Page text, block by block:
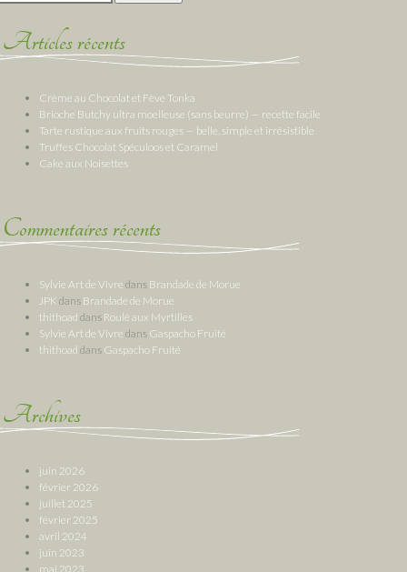
Articles récents
Crème au Chocolat et Fève Tonka
Brioche Butchy ultra moelleuse (sans beurre) — recette facile
Tarte rustique aux fruits rouges — belle, simple et irrésistible
Truffes Chocolat Spéculoos et Caramel
Cake aux Noisettes
Commentaires récents
Sylvie Art de Vivre dans Brandade de Morue
JPK dans Brandade de Morue
thithoad dans Roulé aux Myrtilles
Sylvie Art de Vivre dans Gaspacho Fruité
thithoad dans Gaspacho Fruité
Archives
juin 2026
février 2026
juillet 2025
février 2025
avril 2024
juin 2023
mai 2023